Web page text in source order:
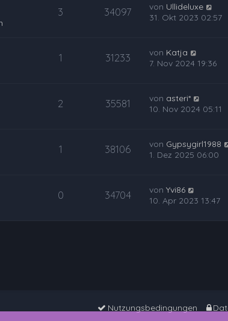
3 34097 von Ullideluxe
31. Okt 2023 02:57
1 31233 von Katja
7. Nov 2024 19:36
2 35581 von asteri*
10. Nov 2024 05:11
1 38106 von Gypsygirl1988
1. Dez 2025 06:00
0 34704 vonYvi86
10. Apr 2023 13:47
Nutzungsbedingungen